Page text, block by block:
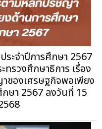
ะจำปีการศึกษา 2567
ทรวงศึกษาธิการ เรื่อง
ของเศรษฐกิจพอเพียง
ษา 2567 ลงวันที่ 15